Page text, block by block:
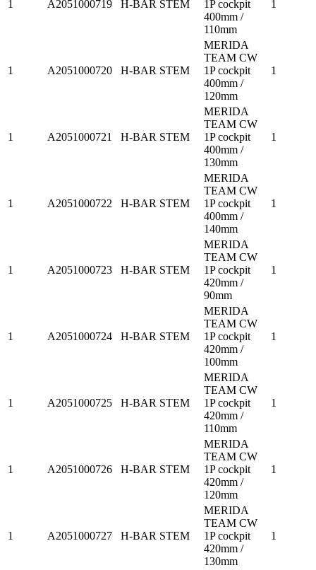
1 A2051000719 H-BAR STEM
1P cockpit
400mm /
110mm
1
1 A2051000720 H-BAR STEM
MERIDA
TEAM CW
1P cockpit
400mm /
120mm
1
1 A2051000721 H-BAR STEM
MERIDA
TEAM CW
1P cockpit
400mm /
130mm
1
1 A2051000722 H-BAR STEM
MERIDA
TEAM CW
1P cockpit
400mm /
140mm
1
1 A2051000723 H-BAR STEM
MERIDA
TEAM CW
1P cockpit
420mm /
90mm
1
1 A2051000724 H-BAR STEM
MERIDA
TEAM CW
1P cockpit
420mm /
100mm
1
1 A2051000725 H-BAR STEM
MERIDA
TEAM CW
1P cockpit
420mm /
110mm
1
1 A2051000726 H-BAR STEM
MERIDA
TEAM CW
1P cockpit
420mm /
120mm
1
1 A2051000727 H-BAR STEM
MERIDA
TEAM CW
1P cockpit
420mm /
130mm
1